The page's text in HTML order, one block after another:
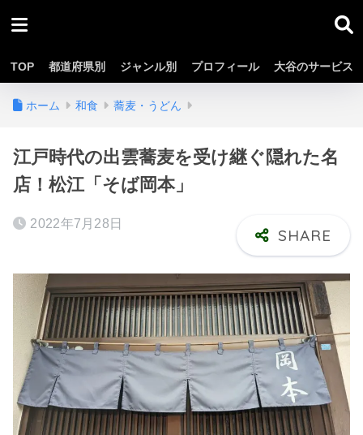
TOP 都道府県別 ジャンル別 プロフィール 大谷のサービス
ホーム 和食 蕎麦・うどん
江戸時代の出雲蕎麦を受け継ぐ隠れた名
店！松江「そば岡本」
2022年7月28日